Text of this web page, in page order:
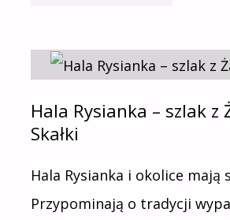
SŁOWIANKA
–
Hala Rysianka – szlak z
Skałki
Hala Rysianka i okolice mają
Przypominają o tradycji